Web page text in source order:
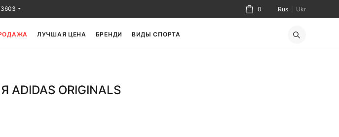
ЛУЧШАЯ ЦЕНА БРЕНДИ ВИДЫ СПОРТА
0 Rus Ukr
ORIGINALS